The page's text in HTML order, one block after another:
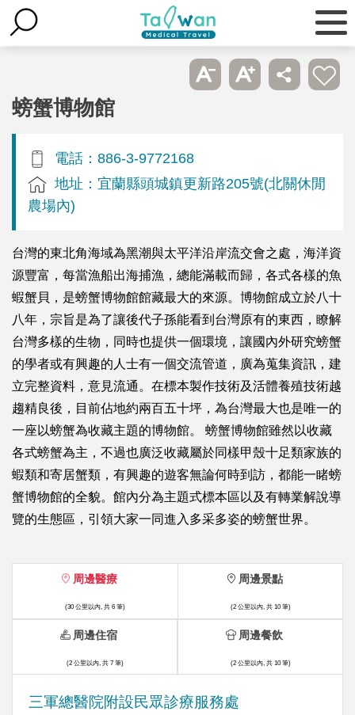
螃蟹博物館
電話：886-3-9772168
地址：宜蘭縣頭城鎮更新路205號(北關休閒
農場內)
台灣的東北角海域為黑潮與太平洋沿岸流交會之處，海洋資
源豐富，每當漁船出海捕漁，總能滿載而歸，各式各樣的魚
蝦蟹貝，是螃蟹博物館館藏最大的來源。博物館成立於八十
八年，宗旨是為了讓後代子孫能看到台灣原有的東西，瞭解
台灣多樣的生物，同時也提供一個環境，讓國內外研究螃蟹
的學者或有興趣的人士有一個交流管道，廣為蒐集資訊，建
立完整資料，意見流通。在標本製作技術及活體養殖技術越
趨精良後，目前佔地約兩百五十坪，為台灣最大也是唯一的
一座以螃蟹為收藏主題的博物館。 螃蟹博物館雖然以收藏
各式螃蟹為主，不過也廣泛收藏屬於同樣甲殼十足類家族的
蝦類和寄居蟹類，有興趣的遊客無論何時到訪，都能一睹螃
蟹博物館的全貌。館內分為主題式標本區以及有轉業解說導
覽的生態區，引領大家一同進入多采多姿的螃蟹世界。
周邊醫療
(30 公里以內, 共 6 筆)
三軍總醫院附設民眾診療服務處
周邊景點
(2 公里以內, 共 10 筆)
周邊住宿
(2 公里以內, 共 7 筆)
周邊餐飲
(2 公里以內, 共 10 筆)